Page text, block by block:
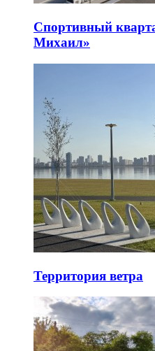
Спортивный
Михаил»
Территория ветра